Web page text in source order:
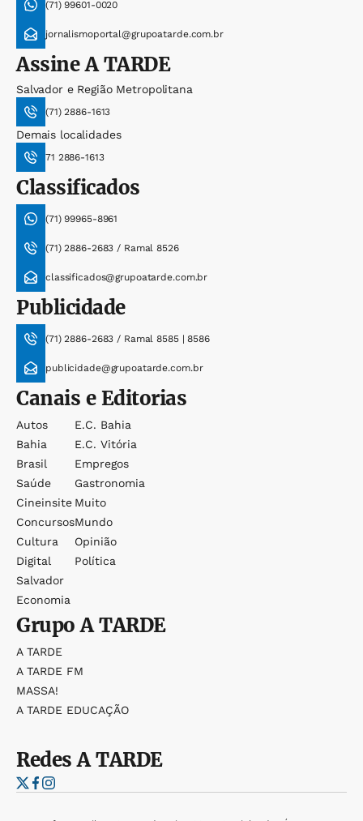
(71) 99601-0020
jornalismoportal@grupoatarde.com.br
AssineA TARDE
Salvador e Região Metropolitana
(71) 2886-1613
Demais localidades
71 2886-1613
Classificados
(71) 99965-8961
(71) 2886-2683 / Ramal 8526
classificados@grupoatarde.com.br
Publicidade
(71) 2886-2683 / Ramal 8585 | 8586
publicidade@grupoatarde.com.br
Canais e Editorias
Autos
Bahia
Brasil
Saúde
Cineinsite
Concursos
Cultura
Digital
Salvador
Economia
E.c. Bahia
E.c. Vitória
Empregos
Gastronomia
Muito
Mundo
Opinião
Política
GrupoA TARDE
A TARDE
A TARDE FM
MASSA!
A TARDE EDUCAÇÃO
RedesA TARDE